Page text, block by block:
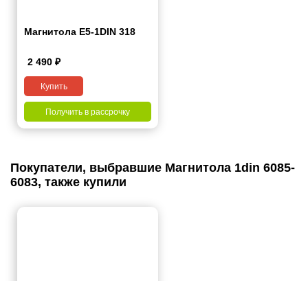
Магнитола E5-1DIN 318
2 490 ₽
Купить
Получить в рассрочку
Покупатели, выбравшие Магнитола 1din 6085-
6083, также купили